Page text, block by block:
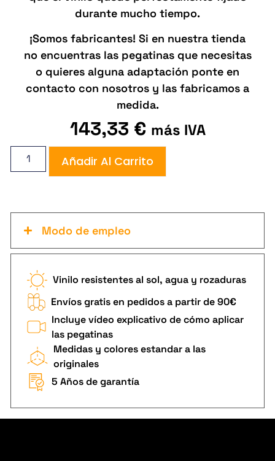
durante mucho tiempo.
¡Somos fabricantes! Si en nuestra tienda
no encuentras las pegatinas que necesitas
o quieres alguna adaptación ponte en
contacto con nosotros y las fabricamos a
medida.
143,33 € más IVA
Añadir Al Carrito
Modo de empleo
Vinilo resistentes al sol, agua y rozaduras
Envíos gratis en pedidos a partir de 90€
Incluye vídeo explicativo de cómo aplicar
las pegatinas
Medidas y colores estandar a las
originales
5 Años de garantía